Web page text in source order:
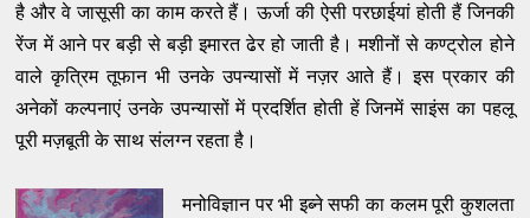
है और वे जासूसी का काम करते हैं। ऊर्जा की ऐसी परछाईयां होती हैं जिनकी
रेंज में आने पर बड़ी से बड़ी इमारत ढेर हो जाती है। मशीनों से कण्ट्रोल होने
वाले कृत्रिम तूफान भी उनके उपन्यासों में नज़र आते हैं। इस प्रकार की
अनेकों कल्पनाएं उनके उपन्यासों में प्रदर्शित होती हें जिनमें साइंस का पहलू
पूरी मज़बूती के साथ संलग्न रहता है।
मनोविज्ञान पर भी इब्ने सफी का कलम पूरी कुशलता